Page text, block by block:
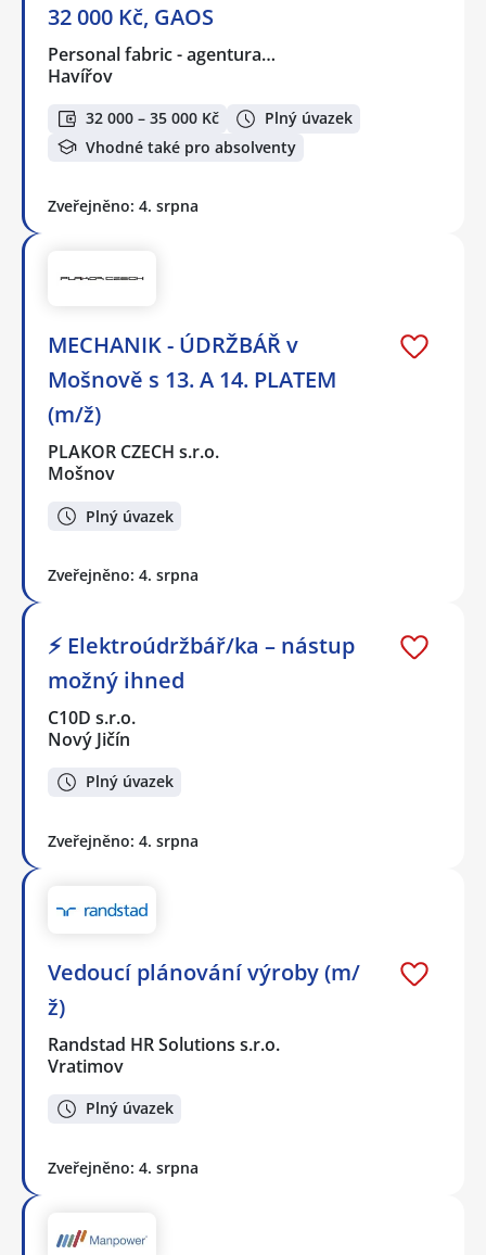
32 000 Kč, GAOS
Personal fabric - agentura…
Havířov
32 000 – 35 000 Kč
Plný úvazek
Vhodné také pro absolventy
Zveřejněno: 4. srpna
MECHANIK - ÚDRŽBÁŘ v
Mošnově s 13. A 14. PLATEM
(m/ž)
PLAKOR CZECH s.r.o.
Mošnov
Plný úvazek
Zveřejněno: 4. srpna
⚡ Elektroúdržbář/ka – nástup
možný ihned
C10D s.r.o.
Nový Jičín
Plný úvazek
Zveřejněno: 4. srpna
Vedoucí plánování výroby (m/
ž)
Randstad HR Solutions s.r.o.
Vratimov
Plný úvazek
Zveřejněno: 4. srpna